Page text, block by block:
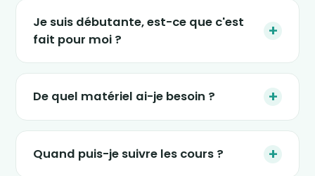
Je suis débutante, est-ce que c'est
fait pour moi ?
+
Absolument. Les séances s'adaptent à tous
semaines » est justement conçu pour
(re)démarrer en douceur, sans impact et sans
De quel matériel ai-je besoin ? +
Le strict minimum : une tablette, un ordinateur
ou un smartphone, un petit espace dans ton
salon et une tenue confortable. Certaines
Quand puis-je suivre les cours ? +